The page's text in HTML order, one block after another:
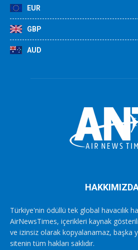
EUR
GBP
AUD
Türkiye'nin ödüllü tek global havacılık
AirNewsTimes, içerikleri kaynak
ve izinsiz olarak kopyalanamaz, başka
sitenin tüm hakları saklıdır.